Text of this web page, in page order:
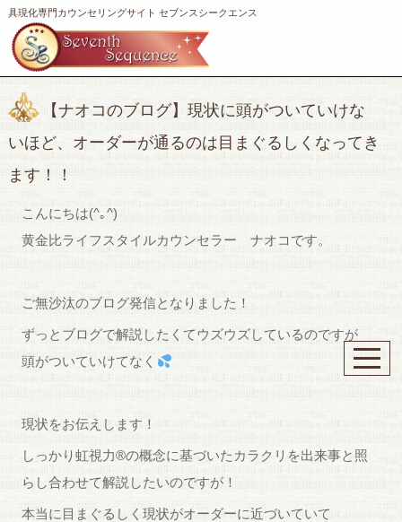
具現化専門カウンセリングサイト セブンスシークエンス
【ナオコのブログ】現状に頭がついていけな
いほど、オーダーが通るのは目まぐるしくなってき
ます！！
こんにちは(^｡^)
黄金比ライフスタイルカウンセラー ナオコです。
ご無沙汰のブログ発信となりました！
ずっとブログで解説したくてウズウズしているのですが
頭がついていけてなく
現状をお伝えします！
しっかり虹視力®︎の概念に基づいたカラクリを出来事と照
らし合わせて解説したいのですが！
本当に目まぐるしく現状がオーダーに近づいていて